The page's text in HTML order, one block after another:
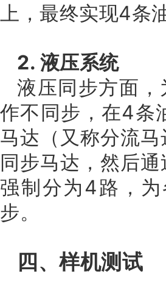
上，最终实现4条
2. 液压系统
液压同步方面
作不同步，在4条
马达（又称分流
同步马达，然后
强制分为4路，
步。
四、样机测试